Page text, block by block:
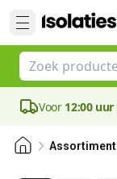
Voor 12:00 uur
Assortiment